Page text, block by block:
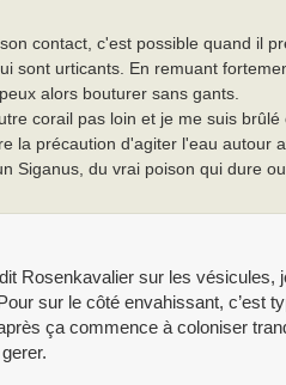
contact, c'est possible quand il
sont urticants. En remuant
alors bouturer sans gants.
corail pas loin et je me suis brûlé
la précaution d'agiter l'eau autour
Siganus, du vrai poison qui dure
Rosenkavalier sur les vésicules,
sur le côté envahissant, c’est
ça commence à coloniser